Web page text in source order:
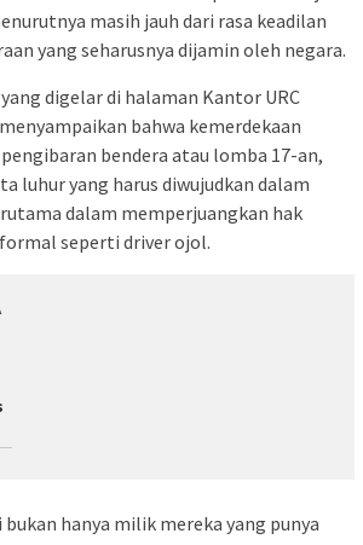
masih jauh dari rasa keadilan
yang seharusnya dijamin oleh negara.
digelar di halaman Kantor URC
bahwa kemerdekaan
bendera atau lomba 17-an,
luhur yang harus diwujudkan dalam
dalam memperjuangkan hak
seperti driver ojol.
hanya milik mereka yang punya